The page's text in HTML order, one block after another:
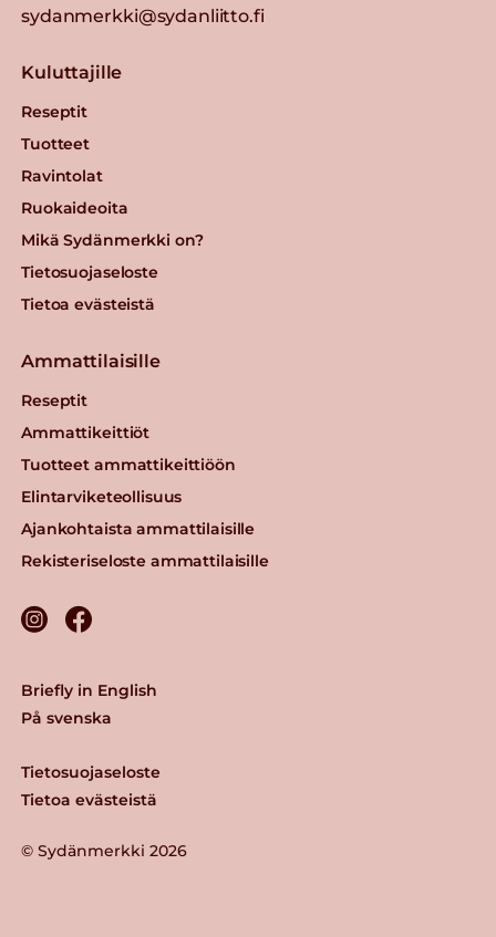
sydanmerkki@sydanliitto.fi
Kuluttajille
Reseptit
Tuotteet
Ravintolat
Ruokaideoita
Mikä Sydänmerkki on?
Tietosuojaseloste
Tietoa evästeistä
Ammattilaisille
Reseptit
Ammattikeittiöt
Tuotteet ammattikeittiöön
Elintarviketeollisuus
Ajankohtaista ammattilaisille
Rekisteriseloste ammattilaisille
© Sydänmerkki 2026
Tietosuojaseloste
Tietoa evästeistä
Briefly in English
På svenska